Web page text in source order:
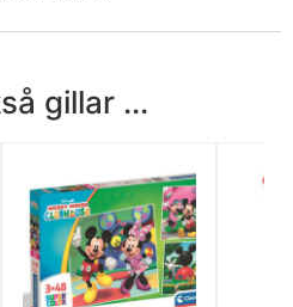
gillar ...